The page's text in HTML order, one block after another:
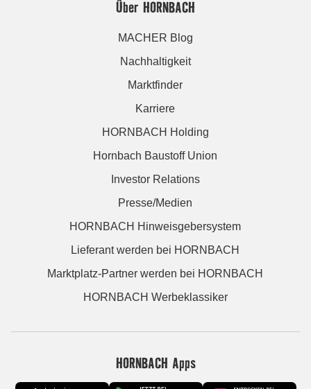
Über HORNBACH
MACHER Blog
Nachhaltigkeit
Marktfinder
Karriere
HORNBACH Holding
Hornbach Baustoff Union
Investor Relations
Presse/Medien
HORNBACH Hinweisgebersystem
Lieferant werden bei HORNBACH
Marktplatz-Partner werden bei HORNBACH
HORNBACH Werbeklassiker
HORNBACH Apps